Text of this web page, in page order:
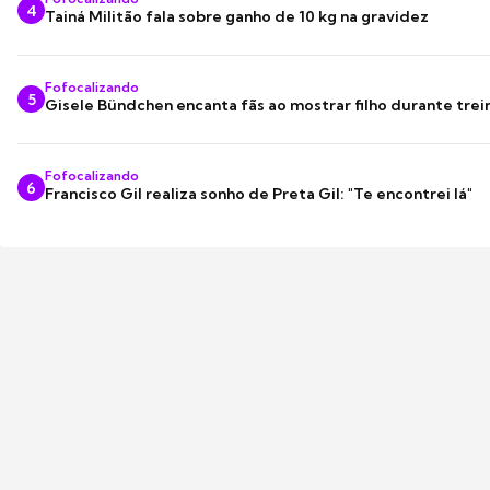
4 Tainá Militão fala sobre ganho de 10 kg na gravidez
5
Fofocalizando
Gisele Bündchen encanta fãs ao mostrar filho durante
6
Fofocalizando
Francisco Gil realiza sonho de Preta Gil: "Te encontrei lá"